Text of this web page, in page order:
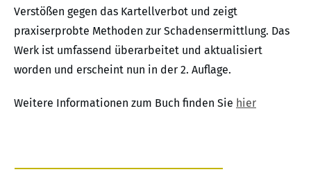
Verstößen gegen das Kartellverbot und zeigt
praxiserprobte Methoden zur Schadensermittlung. Das
Werk ist umfassend überarbeitet und aktualisiert
worden und erscheint nun in der 2. Auflage.
Weitere Informationen zum Buch finden Sie hier